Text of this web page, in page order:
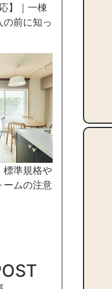
】｜一棟
の前に知っ
標準規格や
ームの注意